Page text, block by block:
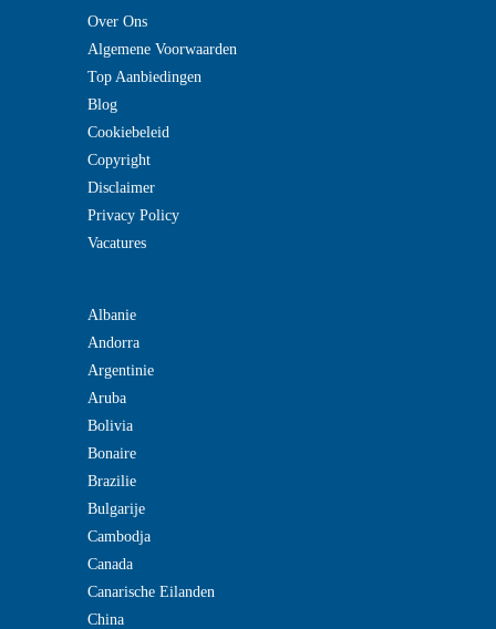
Over Ons
Algemene Voorwaarden
Top Aanbiedingen
Blog
Cookiebeleid
Copyright
Disclaimer
Privacy Policy
Vacatures
Albanie
Andorra
Argentinie
Aruba
Bolivia
Bonaire
Brazilie
Bulgarije
Cambodja
Canada
Canarische Eilanden
China